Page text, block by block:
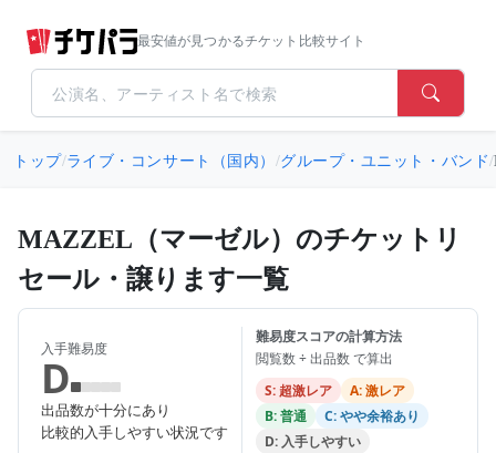
最安値が見つかるチケット比較サイト
トップ/ライブ・コンサート（国内） /グループ・ユニット・バンド/
MAZZEL（マーゼル）のチケットリ
セール・譲ります一覧
入手難易度
D
出品数が十分にあり
比較的入手しやすい状況です
難易度スコアの計算方法
閲覧数 ÷ 出品数 で算出
S: 超激レア
A: 激レア
B: 普通
C: やや余裕あり
D: 入手しやすい